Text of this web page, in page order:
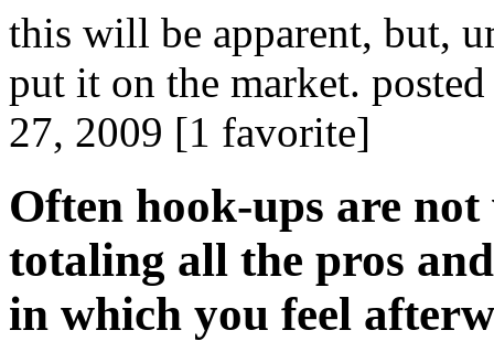
this will be apparent, but,
put it on the market.
27, 2009 [1 favorite]
Often hook-ups are
totaling all the pros
in which you feel